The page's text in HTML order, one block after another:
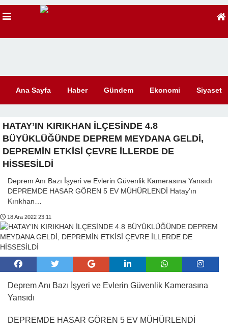
Ana Sayfa Haber Gündem Ekonomi Siyaset
HATAY’IN KIRIKHAN İLÇESİNDE 4.8
BÜYÜKLÜĞÜNDE DEPREM MEYDANA GELDİ,
DEPREMİN ETKİSİ ÇEVRE İLLERDE DE
HİSSESİLDİ
Deprem Anı Bazı İşyeri ve Evlerin Güvenlik Kamerasına Yansıdı
DEPREMDE HASAR GÖREN 5 EV MÜHÜRLENDİ Hatay’ın
Kırıkhan…
18 Ara 2022 23:11
Deprem Anı Bazı İşyeri ve Evlerin Güvenlik Kamerasına
Yansıdı
DEPREMDE HASAR GÖREN 5 EV MÜHÜRLENDİ